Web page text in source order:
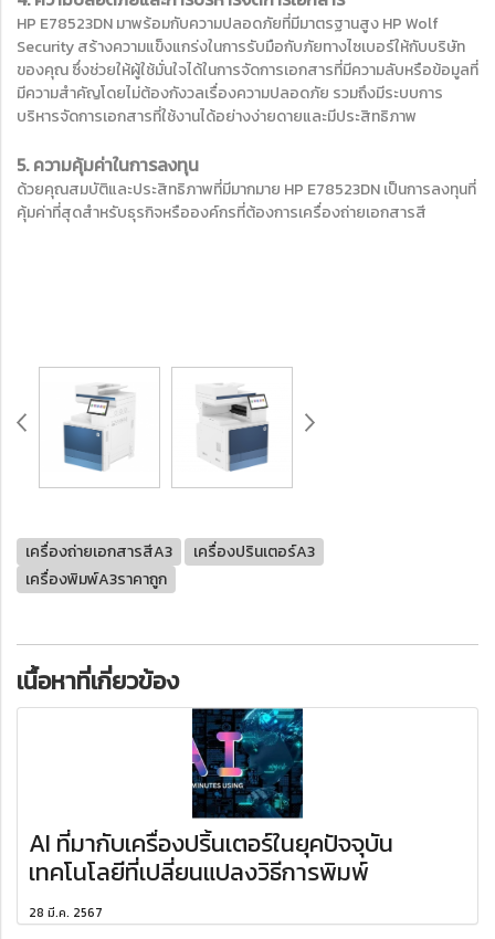
HP E78523DN มาพร้อมกับความปลอดภัยที่มีมาตรฐานสูง HP Wolf
Security สร้างความแข็งแกร่งในการรับมือกับภัยทางไซเบอร์ให้กับบริษัท
ของคุณ ซึ่งช่วยให้ผู้ใช้มั่นใจได้ในการจัดการเอกสารที่มีความลับหรือข้อมูลที่
มีความสำคัญโดยไม่ต้องกังวลเรื่องความปลอดภัย รวมถึงมีระบบการ
บริหารจัดการเอกสารที่ใช้งานได้อย่างง่ายดายและมีประสิทธิภาพ
5. ความคุ้มค่าในการลงทุน
ด้วยคุณสมบัติและประสิทธิภาพที่มีมากมาย HP E78523DN เป็นการลงทุนที่
คุ้มค่าที่สุดสำหรับธุรกิจหรือองค์กรที่ต้องการเครื่องถ่ายเอกสารสี
เครื่องถ่ายเอกสารสีA3
เครื่องปรินเตอร์A3
เครื่องพิมพ์A3ราคาถูก
เนื้อหาที่เกี่ยวข้อง
AI ที่มากับเครื่องปริ้นเตอร์ในยุคปัจจุบัน
เทคโนโลยีที่เปลี่ยนแปลงวิธีการพิมพ์
28 มี.ค. 2567